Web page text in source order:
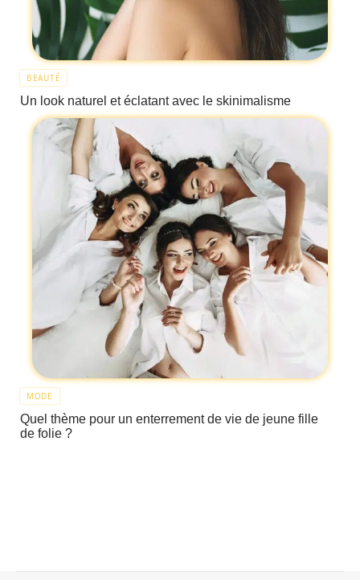
BEAUTÉ
Un look naturel et éclatant avec le skinimalisme
MODE
Quel thème pour un enterrement de vie de jeune fille
de folie ?